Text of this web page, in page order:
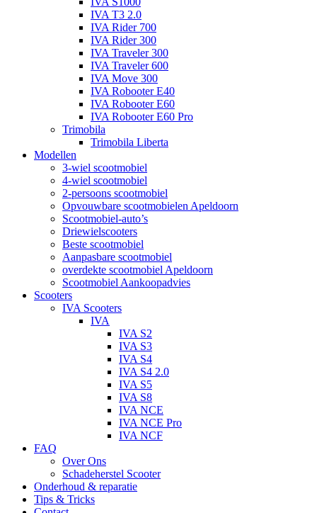
IVA T3 2.0
IVA Rider 700
IVA Rider 300
IVA Traveler 300
IVA Traveler 600
IVA Move 300
IVA Robooter E40
IVA Robooter E60
IVA Robooter E60 Pro
Trimobila
Trimobila Liberta
Modellen
3-wiel scootmobiel
4-wiel scootmobiel
2-persoons scootmobiel
Opvouwbare scootmobielen Apeldoorn
Scootmobiel-auto’s
Driewielscooters
Beste scootmobiel
Aanpasbare scootmobiel
overdekte scootmobiel Apeldoorn
Scootmobiel Aankoopadvies
Scooters
IVA Scooters
IVA
IVA S2
IVA S3
IVA S4
IVA S4 2.0
IVA S5
IVA S8
IVA NCE
IVA NCE Pro
IVA NCF
FAQ
Over Ons
Schadeherstel Scooter
Onderhoud & reparatie
Tips & Tricks